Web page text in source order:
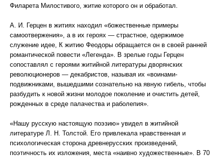
Филарета Милостивого, житие которого он и обработал.
А. И. Герцен в житиях находил «божественные примеры
самоотвержения», а в их героях — страстное, одержимое
служение идее, К житию Феодоры обращается он в своей ранней
романтической повести «Легенда». В зрелые годы Герцен
сопоставлял с героями житийной литературы дворянских
революционеров — декабристов, называя их «воинами-
подвижниками, вышедшими сознательно на явную гибель, чтобы
разбудить к новой жизни молодое поколение и очистить детей,
рожденных в среде палачества и раболепия».
«Нашу русскую настоящую поэзию» увидел в житийной
литературе Л. Н. Толстой. Его привлекала нравственная и
психологическая сторона древнерусских произведений,
поэтичность их изложения, места «наивно художественные». В 70